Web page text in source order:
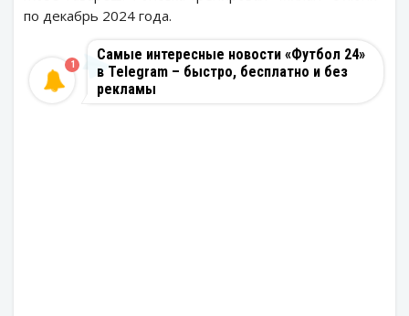
по декабрь 2024 года.
Самые интересные новости «Футбол 24»
в Telegram – быстро, бесплатно и без
рекламы
1